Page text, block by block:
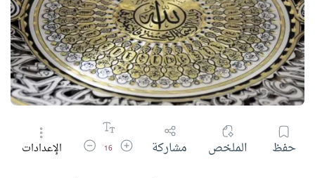
حفظ الملخص مشاركة زيادة حجم الخط
16 تقليل حجم الخط
الإعدادات